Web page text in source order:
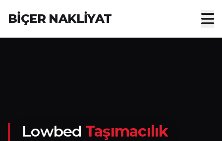
BİÇER NAKLİYAT
Nakliye Yük İlanları
Lowbed Taşımacılık